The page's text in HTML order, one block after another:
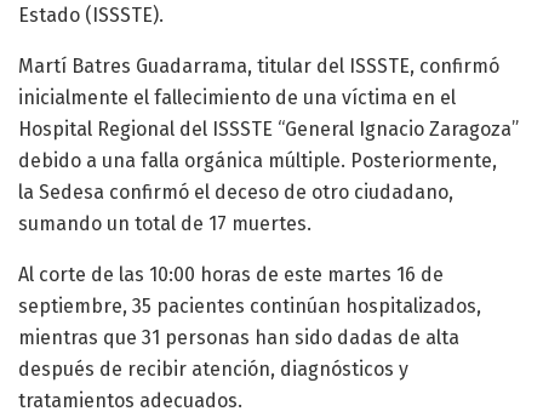
Estado (ISSSTE).
Martí Batres Guadarrama, titular del ISSSTE, confirmó
inicialmente el fallecimiento de una víctima en el
Hospital Regional del ISSSTE “General Ignacio Zaragoza”
debido a una falla orgánica múltiple. Posteriormente,
la Sedesa confirmó el deceso de otro ciudadano,
sumando un total de 17 muertes.
Al corte de las 10:00 horas de este martes 16 de
septiembre, 35 pacientes continúan hospitalizados,
mientras que 31 personas han sido dadas de alta
después de recibir atención, diagnósticos y
tratamientos adecuados.